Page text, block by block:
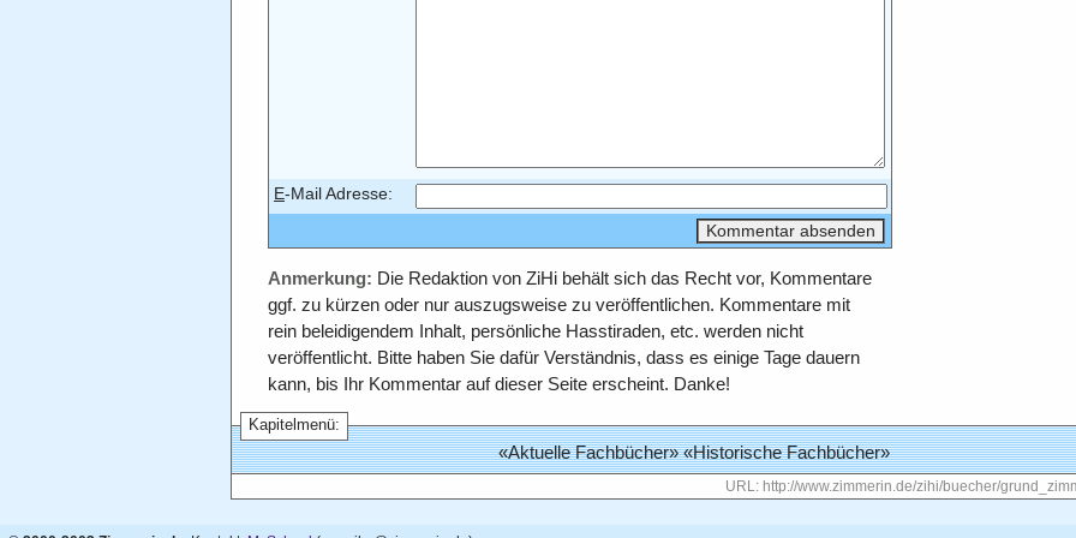
E-Mail Adresse:
Anmerkung: Die Redaktion von ZiHi behält sich das Recht vor, Kommentare
ggf. zu kürzen oder nur auszugsweise zu veröffentlichen. Kommentare mit
rein beleidigendem Inhalt, persönliche Hasstiraden, etc. werden nicht
veröffentlicht. Bitte haben Sie dafür Verständnis, dass es einige Tage dauern
kann, bis Ihr Kommentar auf dieser Seite erscheint. Danke!
Kapitelmenü:
«Aktuelle Fachbücher» «Historische Fachbücher»
URL: http://www.zimmerin.de/zihi/buecher/